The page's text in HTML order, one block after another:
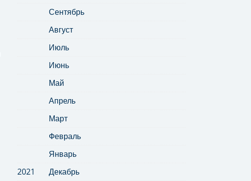
Сентябрь
Август
Июль
Июнь
Май
Апрель
Март
Февраль
Январь
2021
Декабрь